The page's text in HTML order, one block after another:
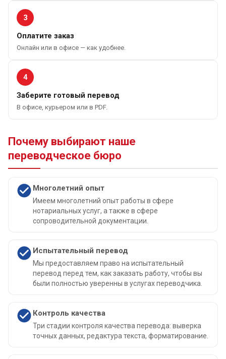
3
Оплатите заказ
Онлайн или в офисе — как удобнее.
4
Заберите готовый перевод
В офисе, курьером или в PDF.
Почему выбирают наше
переводческое бюро
Многолетний опыт
Имеем многолетний опыт работы в сфере
нотариальных услуг, а также в сфере
сопроводительной документации.
Испытательный перевод
Мы предоставляем право на испытательный
перевод перед тем, как заказать работу, чтобы вы
были полностью уверенны в услугах переводчика.
Контроль качества
Три стадии контроля качества перевода: выверка
точных данных, редактура текста, форматирование.